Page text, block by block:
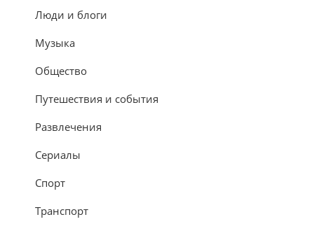
Люди и блоги
Музыка
Общество
Путешествия и события
Развлечения
Сериалы
Спорт
Транспорт